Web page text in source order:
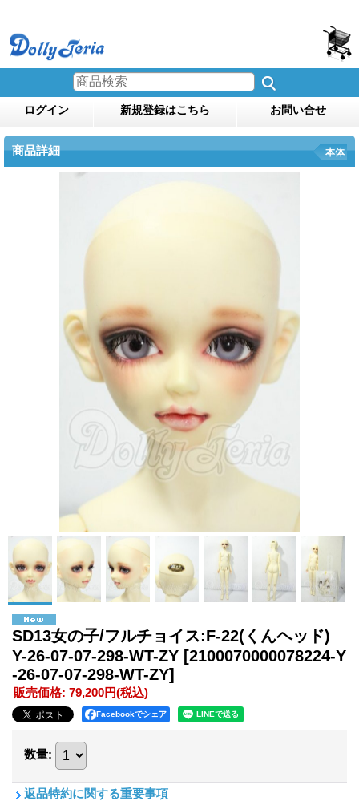
ログイン 新規登録はこちら お問い合せ
商品詳細 本体
SD13女の子/フルチョイス:F-22(くんヘッド)
Y-26-07-07-298-WT-ZY [2100070000078224-Y
-26-07-07-298-WT-ZY]
販売価格: 79,200円(税込)
Facebookでシェア
数量:
返品特約に関する重要事項